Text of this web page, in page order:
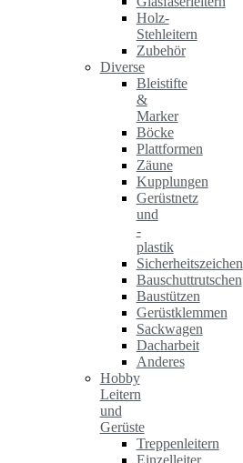
Holz-
Stehleitern
Zubehör
Diverse
Bleistifte
&
Marker
Böcke
Plattformen
Zäune
Kupplungen
Gerüstnetz
und
-
plastik
Sicherheitszeichen
Bauschuttrutschen
Baustützen
Gerüstklemmen
Sackwagen
Dacharbeit
Anderes
Hobby
Leitern
und
Gerüste
Treppenleitern
Einzelleiter